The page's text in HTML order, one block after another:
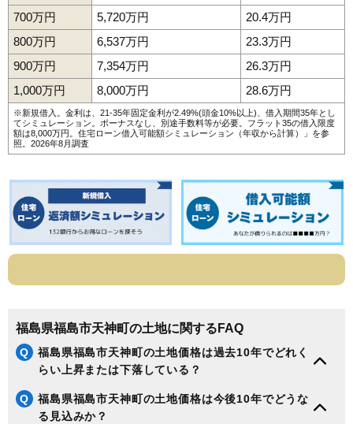
700万円
5,720万円
20.4万円
800万円
6,537万円
23.3万円
900万円
7,354万円
26.3万円
1,000万円
8,000万円 28.6万円
※新規借入。金利は、21-35年固定金利が2.49%(頭金10%以上)、借入期間35年とし
てシミュレーション。ボーナスなし、別途手数料等が必要。フラット35の借入限度
額は8,000万円。 住宅ローン借入可能額シミュレーション（年収から計算）
」を参
照。2026年8月調査
福島県福島市天神町の土地に関するFAQ
Q
福島県福島市天神町の土地価格は過去10年でどれく
らい上昇または下落している？
Q
福島県福島市天神町の土地価格は今後10年でどうな
る見込みか？